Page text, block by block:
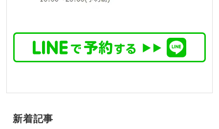
新着記事